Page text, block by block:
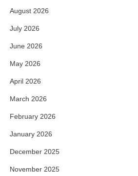
August 2026
July 2026
June 2026
May 2026
April 2026
March 2026
February 2026
January 2026
December 2025
November 2025